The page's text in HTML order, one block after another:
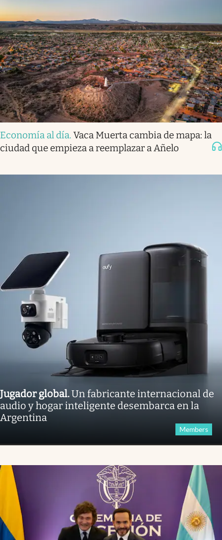
Economía al día. Vaca Muerta cambia de mapa: la
ciudad que empieza a reemplazar a Añelo
Jugador global.Un fabricante internacional de
audio y hogar inteligente desembarca en la
Argentina
Members